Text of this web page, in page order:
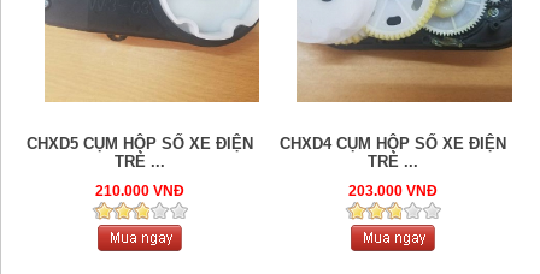
CHXD5 CỤM HỘP SỐ XE ĐIỆN
TRẺ ...
210.000 VNĐ
CHXD4 CỤM HỘP SỐ XE ĐIỆN
TRẺ ...
203.000 VNĐ